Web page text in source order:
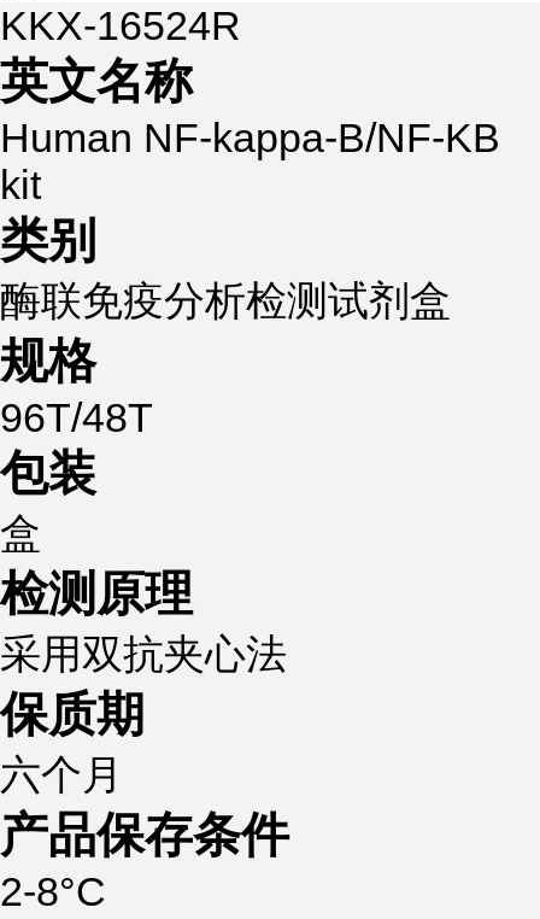
KKX-16524R
英文名称
Human NF-kappa-B/NF-KB
kit
类别
酶联免疫分析检测试剂盒
规格
96T/48T
包装
盒
检测原理
采用双抗夹心法
保质期
六个月
产品保存条件
2-8°C